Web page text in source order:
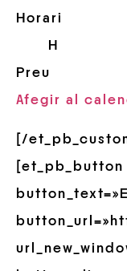
Horari
H
Preu
Afegir al
[/
[et_pb_button